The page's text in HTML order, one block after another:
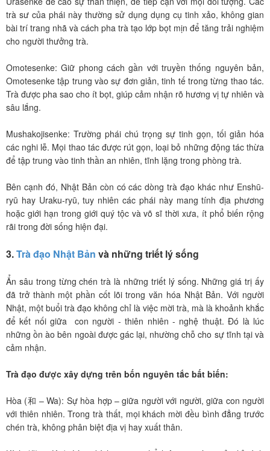
trà sư của phái này thường sử dụng dụng cụ tinh xảo, không gian
bài trí trang nhã và cách pha trà tạo lớp bọt mịn để tăng trải nghiệm
cho người thưởng trà.
Omotesenke: Giữ phong cách gần với truyền thống nguyên bản,
Omotesenke tập trung vào sự đơn giản, tinh tế trong từng thao tác.
Trà được pha sao cho ít bọt, giúp cảm nhận rõ hương vị tự nhiên và
sâu lắng.
Mushakojisenke: Trường phái chú trọng sự tinh gọn, tối giản hóa
các nghi lễ. Mọi thao tác được rút gọn, loại bỏ những động tác thừa
để tập trung vào tinh thần an nhiên, tĩnh lặng trong phòng trà.
Bên cạnh đó, Nhật Bản còn có các dòng trà đạo khác như Enshū-
ryū hay Uraku-ryū, tuy nhiên các phái này mang tính địa phương
hoặc giới hạn trong giới quý tộc và võ sĩ thời xưa, ít phổ biến rộng
rãi trong đời sống hiện đại.
3.Trà đạo Nhật Bản và những triết lý sống
Ẩn sâu trong từng chén trà là những triết lý sống. Những giá trị ấy
đã trở thành một phần cốt lõi trong văn hóa Nhật Bản. Với người
Nhật, một buổi trà đạo không chỉ là việc mời trà, mà là khoảnh khắc
để kết nối giữa con người - thiên nhiên - nghệ thuật. Đó là lúc
những ồn ào bên ngoài được gác lại, nhường chỗ cho sự tĩnh tại và
cảm nhận.
Trà đạo được xây dựng trên bốn nguyên tắc bất biến:
Hòa (和 – Wa): Sự hòa hợp – giữa người với người, giữa con người
với thiên nhiên. Trong trà thất, mọi khách mời đều bình đẳng trước
chén trà, không phân biệt địa vị hay xuất thân.